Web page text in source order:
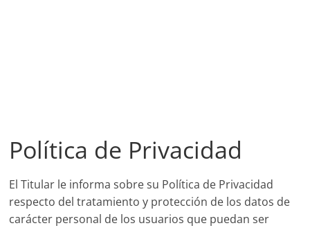
Política de Privacidad
El Titular le informa sobre su Política de Privacidad
respecto del tratamiento y protección de los datos de
carácter personal de los usuarios que puedan ser